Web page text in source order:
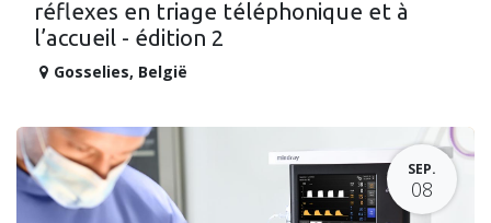
réflexes en triage téléphonique et à
l’accueil - édition 2
Gosselies, België
SEP.
08